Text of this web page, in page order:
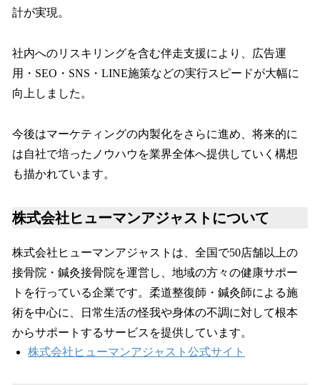
計が実現。
社内へのリスキリングを含む伴走支援により、広告運
用・SEO・SNS・LINE施策などの実行スピードが大幅に
向上しました。
今後はマーケティングの内製化をさらに進め、将来的に
は自社で培ったノウハウを業界全体へ提供していく構想
も描かれています。
株式会社ヒューマンアジャストについて
株式会社ヒューマンアジャストは、全国で50店舗以上の
接骨院・鍼灸接骨院を運営し、地域の方々の健康サポー
トを行っている企業です。柔道整復師・鍼灸師による施
術を中心に、日常生活の怪我や身体の不調に対して根本
からサポートするサービスを提供しています。
株式会社 ヒューマンアジャスト公式サイト